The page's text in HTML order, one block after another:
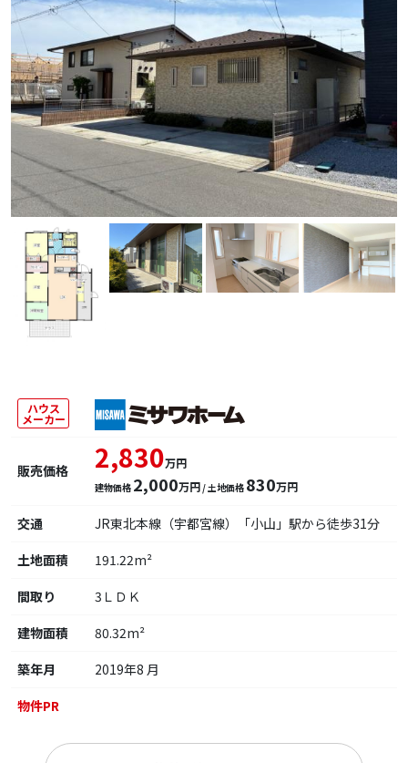
ハウス
メーカー
販売価格 2,830万円
建物価格 2,000万円 / 土地価格 830万円
交通
JR東北本線（宇都宮線）「小山」駅から徒歩31分
土地面積
191.22m²
間取り
3ＬＤＫ
建物面積
80.32m²
築年月
2019年8 月
物件PR